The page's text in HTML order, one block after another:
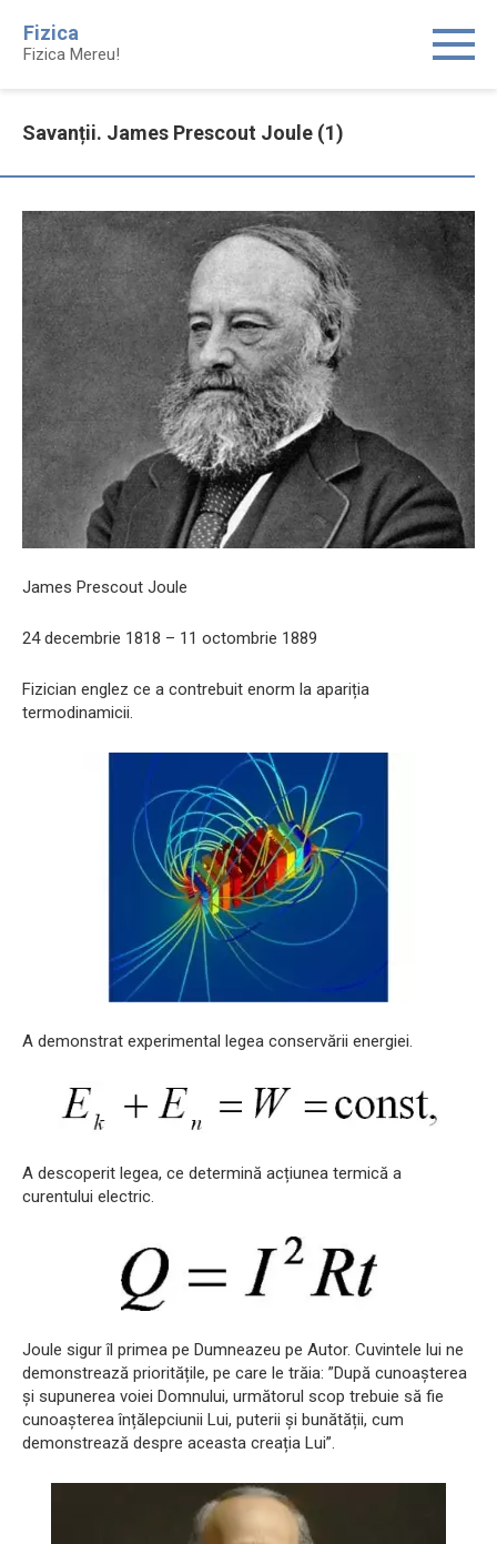
content
Fizica
Fizica Mereu!
Savanții. James Prescout Joule (1)
James Prescout Joule
24 decembrie 1818 – 11 octombrie 1889
Fizician englez ce a contrebuit enorm la apariția
termodinamicii.
A demonstrat experimental legea conservării energiei.
A descoperit legea, ce determină acțiunea termică a
curentului electric.
Joule sigur îl primea pe Dumneazeu pe Autor. Cuvintele lui ne
demonstrează prioritățile, pe care le trăia: ”După cunoașterea
și supunerea voiei Domnului, următorul scop trebuie să fie
cunoașterea înțălepciunii Lui, puterii și bunătății, cum
demonstrează despre aceasta creația Lui”.